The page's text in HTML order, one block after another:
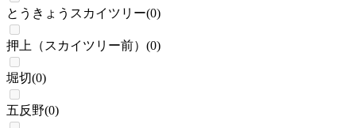
とうきょうスカイツリー(0)
押上（スカイツリー前） (0)
堀切(0)
五反野(0)